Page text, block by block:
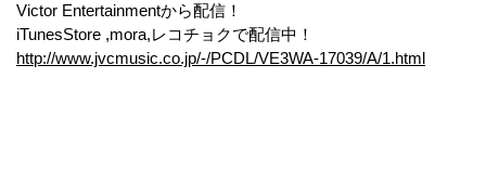
Victor Entertainmentから配信！
iTunesStore ,mora,レコチョクで配信中！
http://www.jvcmusic.co.jp/-/PCDL/VE3WA-17039/A/1.html